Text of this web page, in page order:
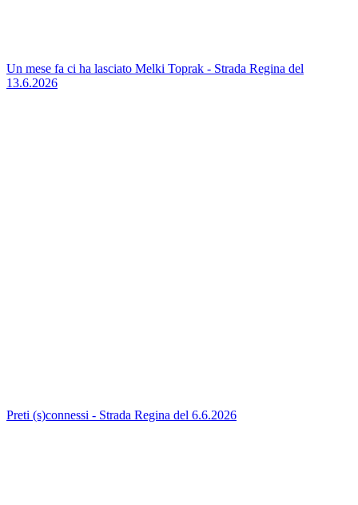
Un mese fa ci ha lasciato Melki Toprak - Strada Regina del
13.6.2026
Preti (s)connessi - Strada Regina del 6.6.2026